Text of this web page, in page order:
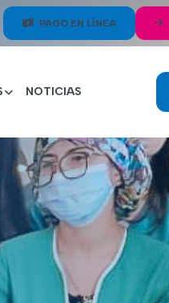
PAGO EN LÍNEA
NOTICIAS